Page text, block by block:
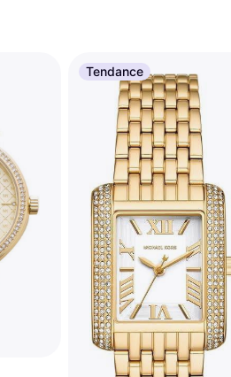
Tendance